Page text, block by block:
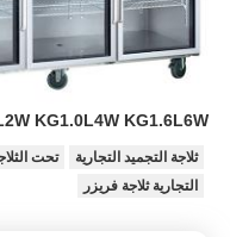
KG1.0L4W KG1.6L6W
ثلاجة التجميد التجارية
تحت
التجارية ثلاجة فريزر